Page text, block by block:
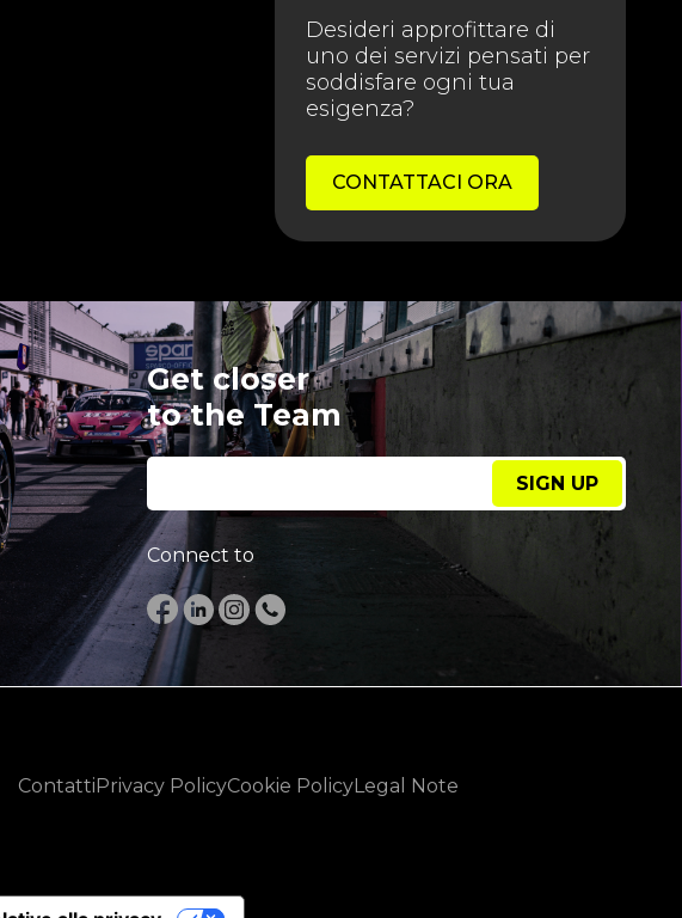
Desideri approfittare di
uno dei servizi pensati per
soddisfare ogni tua
esigenza?
CONTATTACI ORA
Get closer
to the Team
SIGN UP
Connect to
ContattiPrivacy PolicyCookie PolicyLegal Note